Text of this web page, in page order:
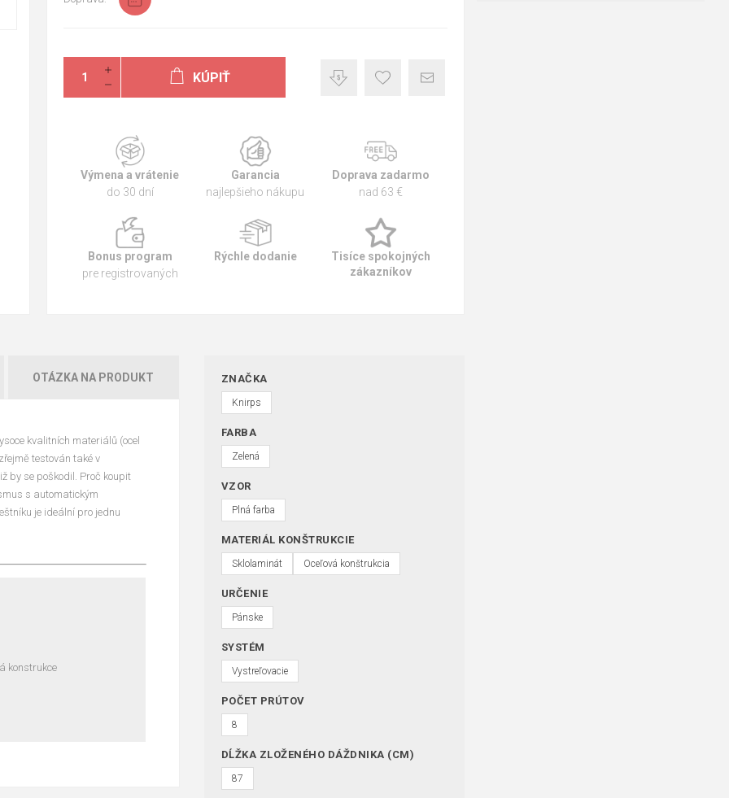
KÚPIŤ
Výmena a vrátenie
do 30 dní
Garancia
najlepšieho nákupu
Doprava zadarmo
nad 63 €
Bonus program
pre registrovaných
Rýchle dodanie
Tisíce spokojných
zákazníkov
OTÁZKA NA PRODUKT
kvalitních materiálů (ocel
testován také v
by se poškodil. Proč koupit
s automatickým
je ideální pro jednu
konstrukce
ZNAČKA
Knirps
FARBA
Zelená
VZOR
Plná farba
MATERIÁL KONŠTRUKCIE
Sklolaminát Oceľová konštrukcia
URČENIE
Pánske
SYSTÉM
Vystreľovacie
POČET PRÚTOV
8
DĹŽKA ZLOŽENÉHO DÁŽDNIKA (CM)
87